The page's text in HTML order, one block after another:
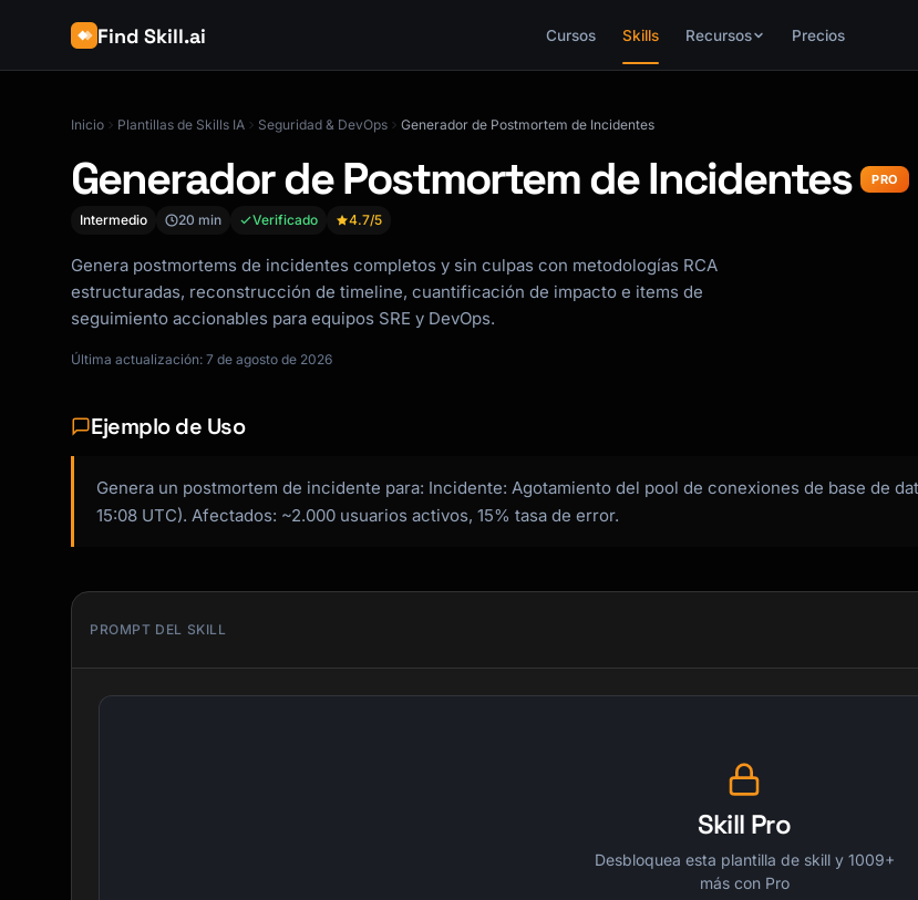
Find Skill.ai Cursos Skills Recursos Precios
Inicio Plantillas de Skills IA Seguridad & DevOps Generador de Postmortem de Incidentes
Generador de Postmortem de Incidentes PRO
Intermedio 20 min Verificado 4.7/5
Genera postmortems de incidentes completos y sin culpas con metodologías RCA
estructuradas, reconstrucción de timeline, cuantificación de impacto e items de
seguimiento accionables para equipos SRE y DevOps.
Última actualización: 7 de agosto de 2026
Ejemplo de Uso
Genera un postmortem de incidente para: Incidente: Agotamiento del pool de conexiones de base de
15:08 UTC). Afectados: ~2.000 usuarios activos, 15% tasa de error.
PROMPT DEL SKILL
Skill Pro
Desbloquea esta plantilla de skill y 1009+
más con Pro